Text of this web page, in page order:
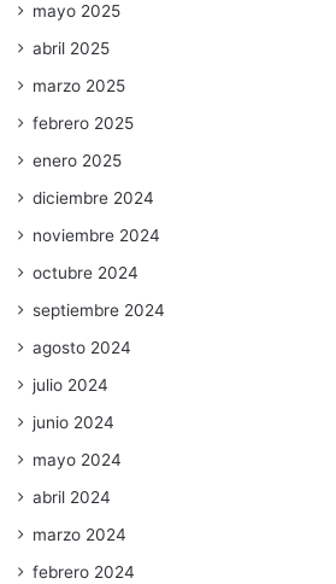
mayo 2025
abril 2025
marzo 2025
febrero 2025
enero 2025
diciembre 2024
noviembre 2024
octubre 2024
septiembre 2024
agosto 2024
julio 2024
junio 2024
mayo 2024
abril 2024
marzo 2024
febrero 2024